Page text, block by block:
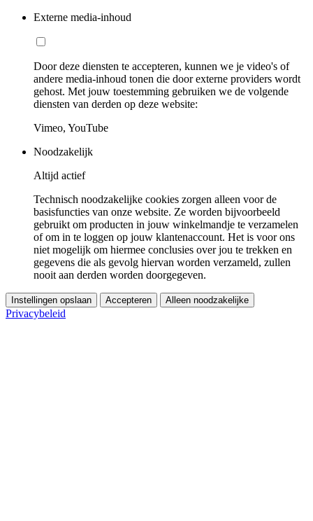
Externe media-inhoud
Door deze diensten te accepteren, kunnen we je video's of
andere media-inhoud tonen die door externe providers wordt
gehost. Met jouw toestemming gebruiken we de volgende
diensten van derden op deze website:
Vimeo, YouTube
Noodzakelijk
Altijd actief
Technisch noodzakelijke cookies zorgen alleen voor de
basisfuncties van onze website. Ze worden bijvoorbeeld
gebruikt om producten in jouw winkelmandje te verzamelen
of om in te loggen op jouw klantenaccount. Het is voor ons
niet mogelijk om hiermee conclusies over jou te trekken en
gegevens die als gevolg hiervan worden verzameld, zullen
nooit aan derden worden doorgegeven.
Instellingen opslaan Accepteren Alleen noodzakelijke
Privacybeleid